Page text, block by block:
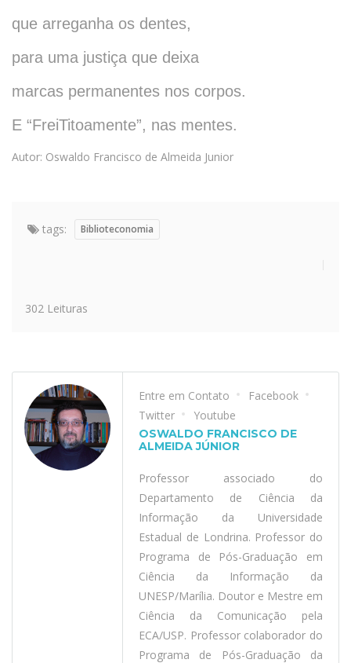
que arreganha os dentes,
para uma justiça que deixa
marcas permanentes nos corpos.
E “FreiTitoamente”, nas mentes.
Autor: Oswaldo Francisco de Almeida Junior
tags: Biblioteconomia
302 Leituras
Entre em Contato
Facebook
Twitter
Youtube
OSWALDO FRANCISCO DE
ALMEIDA JÚNIOR
Professor associado do
Departamento de Ciência da
Informação da Universidade
Estadual de Londrina. Professor do
Programa de Pós-Graduação em
Ciência da Informação da
UNESP/Marília. Doutor e Mestre em
Ciência da Comunicação pela
ECA/USP. Professor colaborador do
Programa de Pós-Graduação da